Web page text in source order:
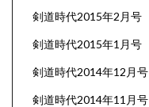
剣道時代2015年2月号
剣道時代2015年1月号
剣道時代2014年12月号
剣道時代2014年11月号